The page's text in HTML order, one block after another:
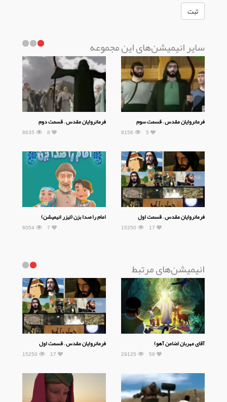
سایر انیمیشن‌های این مجموعه
فرمانروایان مقدس – قسمت سوم
8156 5
فرمانروایان مقدس – قسمت دوم
8635 8
فرمانروایان مقدس – قسمت اول
15250 17
امام را صدا بزن (تیزر انیمیشن)
6054 7
انیمیشن‌های مرتبط
آقای مهربان (ضامن آهو)
29125 58
فرمانروایان مقدس – قسمت اول
15250 17